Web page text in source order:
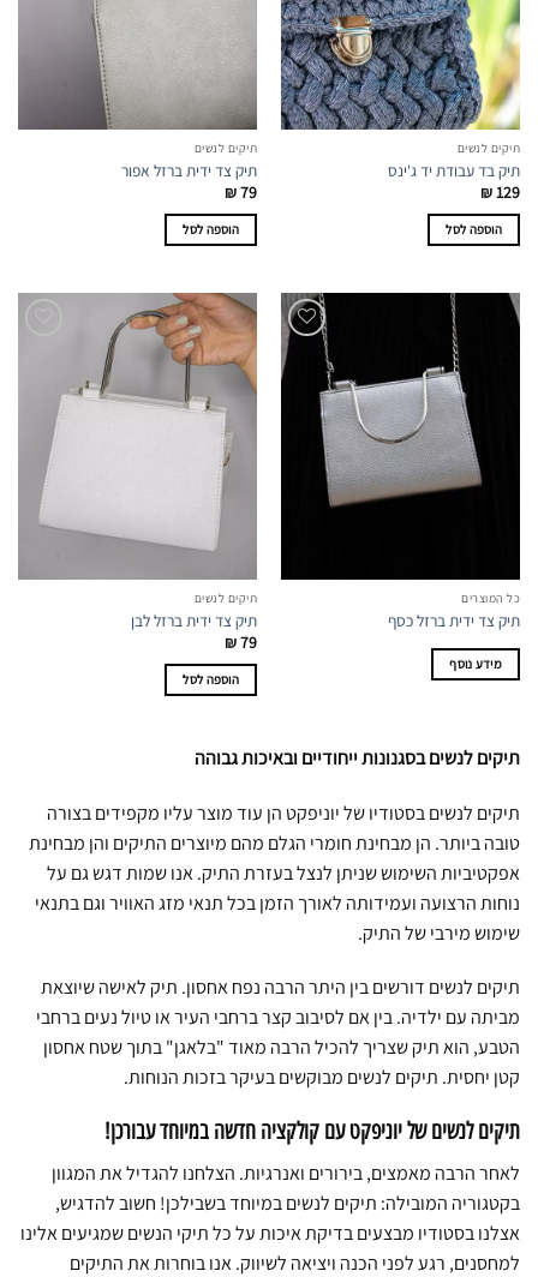
תיקים לנשים
תיק בד עבודת יד ג'ינס
₪129
הוספה לסל
תיקים לנשים
תיק צד ידית ברזל אפור
₪79
הוספה לסל
כל המוצרים
תיק צד ידית ברזל כסף
מידע נוסף
תיקים לנשים
תיק צד ידית ברזל לבן
₪79
הוספה לסל
תיקים לנשים בסגנונות ייחודיים ובאיכות גבוהה
תיקים לנשים בסטודיו של יוניפקט הן עוד מוצר עליו מקפידים בצורה
טובה ביותר. הן מבחינת חומרי הגלם מהם מיוצרים התיקים והן מבחינת
אפקטיביות השימוש שניתן לנצל בעזרת התיק. אנו שמות דגש גם על
נוחות הרצועה ועמידותה לאורך הזמן בכל תנאי מזג האוויר וגם בתנאי
שימוש מירבי של התיק.
תיקים לנשים דורשים בין היתר הרבה נפח אחסון. תיק לאישה שיוצאת
מביתה עם ילדיה. בין אם לסיבוב קצר ברחבי העיר או טיול נעים ברחבי
הטבע, הוא תיק שצריך להכיל הרבה מאוד "בלאגן" בתוך שטח אחסון
קטן יחסית. תיקים לנשים מבוקשים בעיקר בזכות הנוחות.
תיקים לנשים של יוניפקט עם קולקציה חדשה במיוחד עבורכן!
לאחר הרבה מאמצים, בירורים ואנרגיות. הצלחנו להגדיל את המגוון
בקטגוריה המובילה: תיקים לנשים במיוחד בשבילכן! חשוב להדגיש,
אצלנו בסטודיו מבצעים בדיקת איכות על כל תיקי הנשים שמגיעים אלינו
למחסנים, רגע לפני הכנה ויציאה לשיווק. אנו בוחרות את התיקים